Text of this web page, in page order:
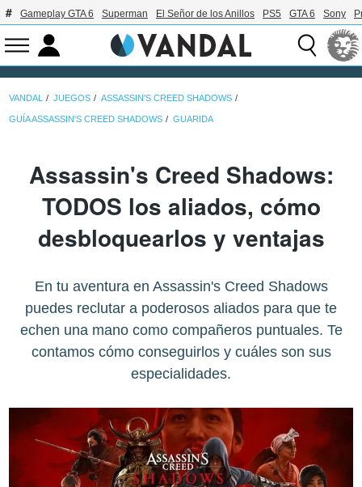
Gameplay GTA 6 Superman El Señor de los Anillos PS5 GTA 6 Sony
VANDAL JUEGOS ASSASSIN'S CREED SHADOWS
GUÍA ASSASSIN'S CREED SHADOWS GUARIDA
Assassin's Creed Shadows:
TODOS los aliados, cómo
desbloquearlos y ventajas
En tu aventura en Assassin's Creed Shadows
puedes reclutar a poderosos aliados para que te
echen una mano como compañeros puntuales. Te
contamos cómo conseguirlos y cuáles son sus
especialidades.